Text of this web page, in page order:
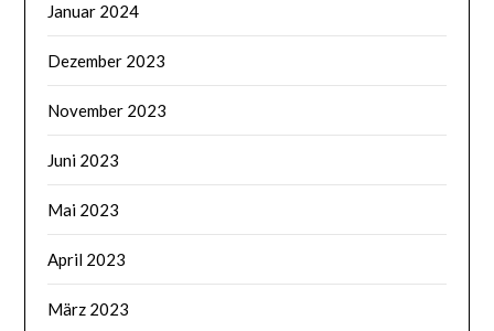
Januar 2024
Dezember 2023
November 2023
Juni 2023
Mai 2023
April 2023
März 2023